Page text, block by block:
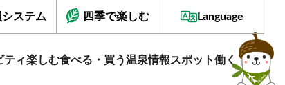
ステム 四季で楽しむ Language
ティ楽しむ食べる・買う温泉情報スポット働く